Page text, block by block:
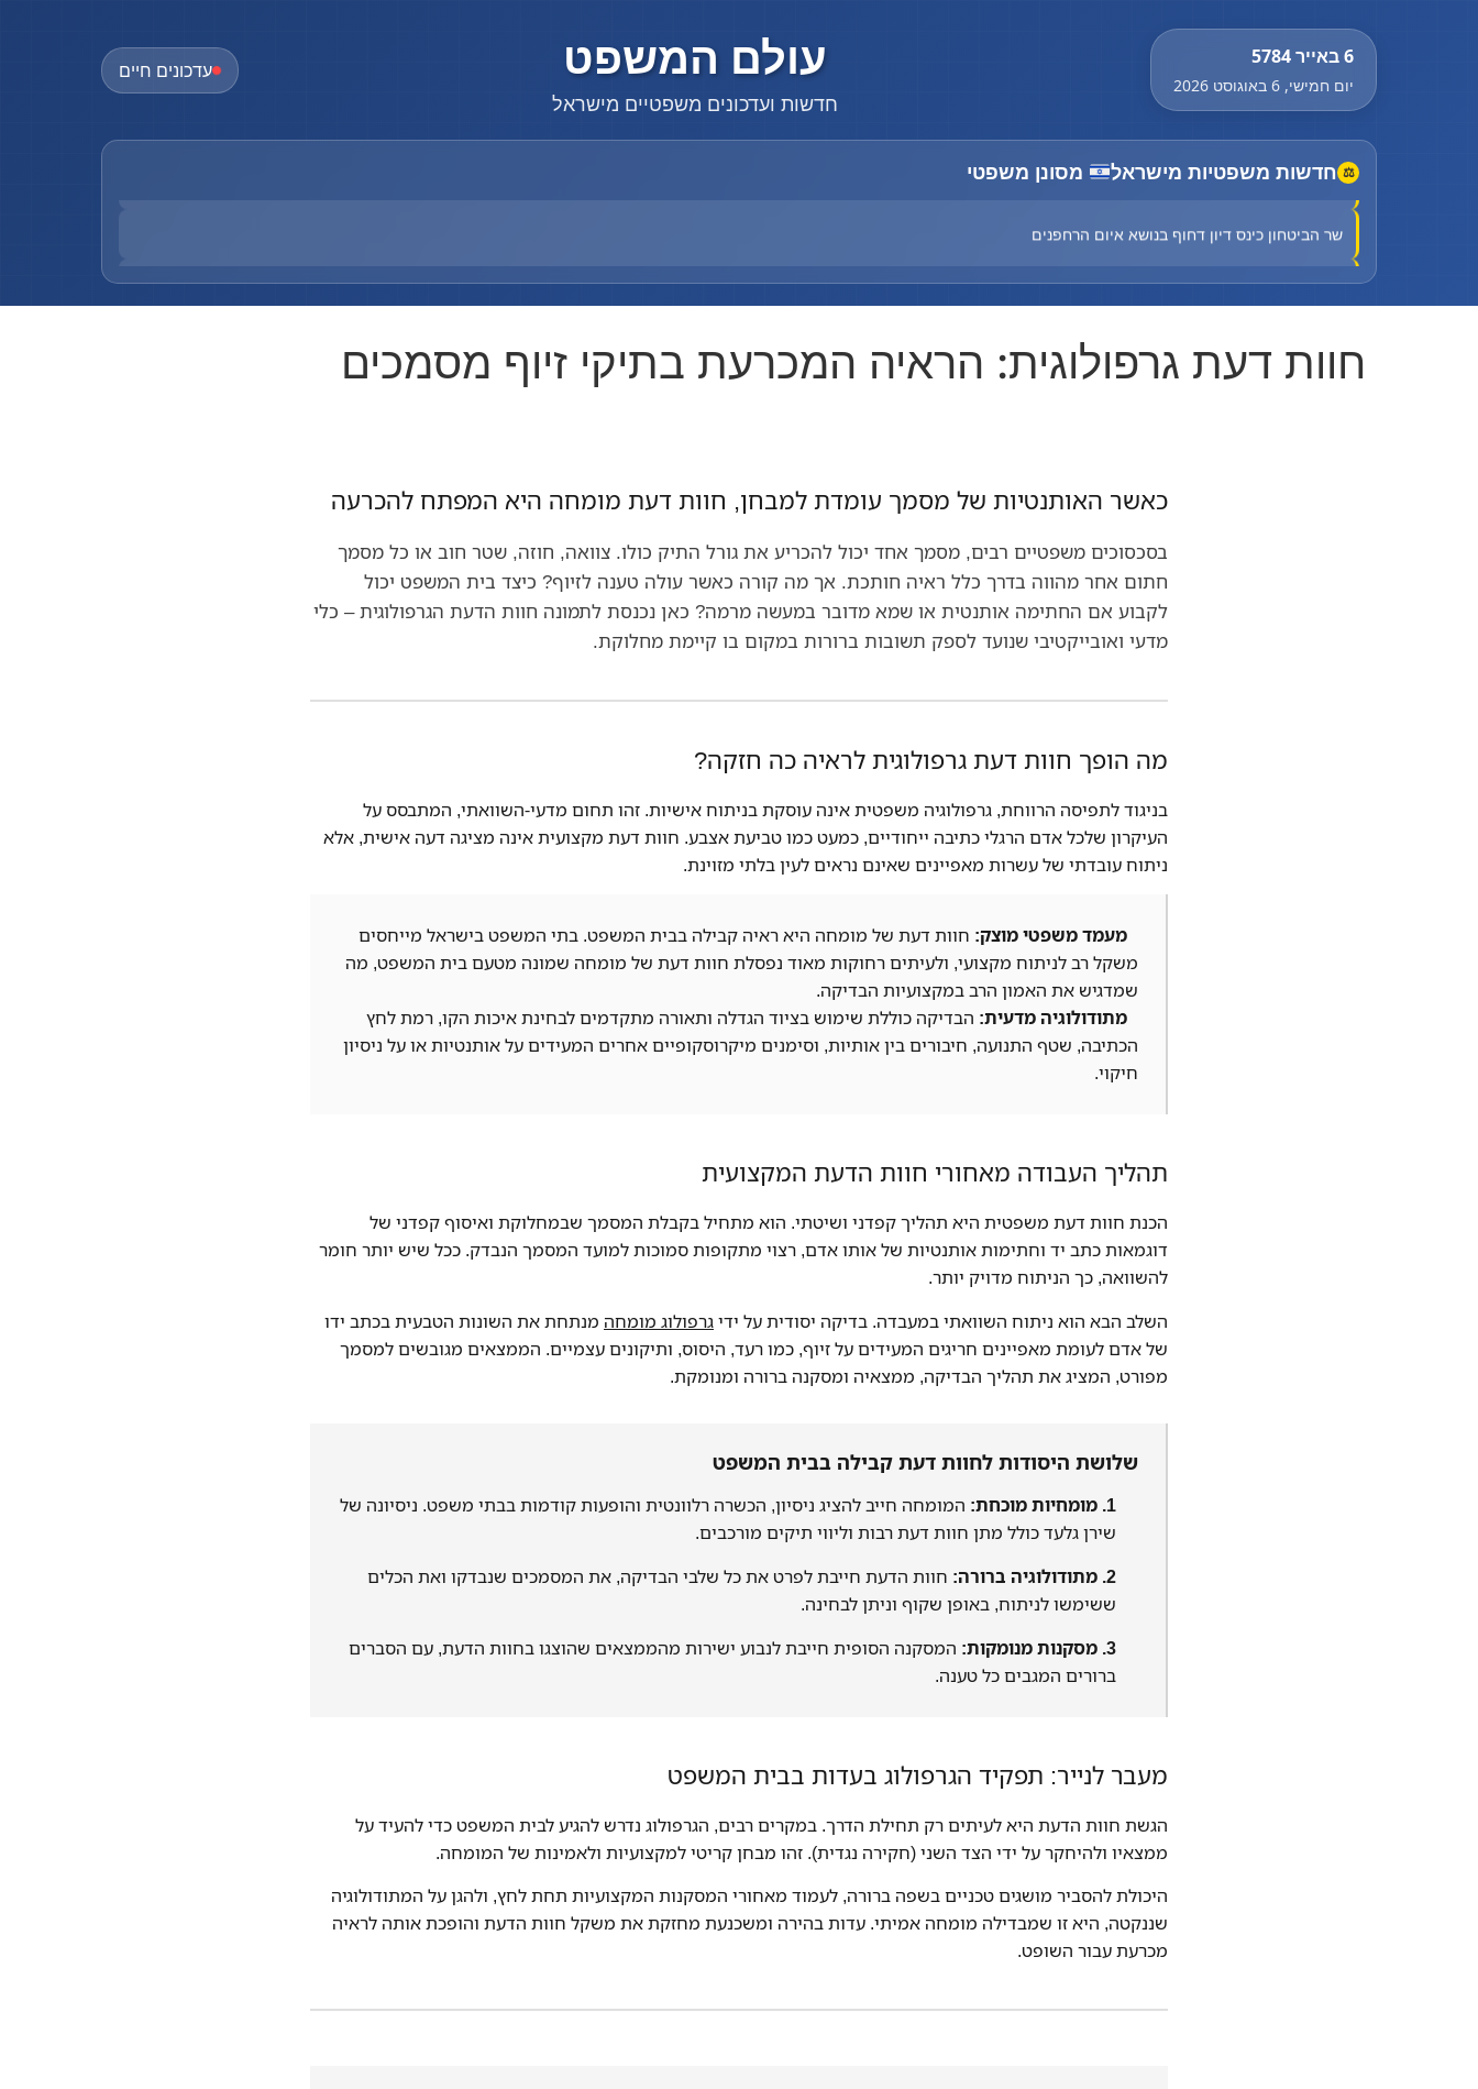
6 באייר 5784
יום חמישי, 6 באוגוסט 2026 עולם המשפט
חדשות ועדכונים משפטיים מישראל
עדכונים חיים
⚖ חדשות משפטיות מישראל מסונן משפטי
תושב טירה נורה למוות ברכבו: המשטרה פתחה בחקירה
Court halts Knesset Finance C'ttee transfers
חוות דעת גרפולוגית: הראיה המכרעת בתיקי זיוף מסמכים
כאשר האותנטיות של מסמך עומדת למבחן, חוות דעת מומחה היא המפתח להכרעה
בסכסוכים משפטיים רבים, מסמך אחד יכול להכריע את גורל התיק כולו. צוואה, חוזה, שטר חוב או כל מסמך
חתום אחר מהווה בדרך כלל ראיה חותכת. אך מה קורה כאשר עולה טענה לזיוף? כיצד בית המשפט יכול
לקבוע אם החתימה אותנטית או שמא מדובר במעשה מרמה? כאן נכנסת לתמונה חוות הדעת הגרפולוגית – כלי
מדעי ואובייקטיבי שנועד לספק תשובות ברורות במקום בו קיימת מחלוקת.
מה הופך חוות דעת גרפולוגית לראיה כה חזקה?
בניגוד לתפיסה הרווחת, גרפולוגיה משפטית אינה עוסקת בניתוח אישיות. זהו תחום מדעי-השוואתי, המתבסס על
העיקרון שלכל אדם הרגלי כתיבה ייחודיים, כמעט כמו טביעת אצבע. חוות דעת מקצועית אינה מציגה דעה אישית, אלא
ניתוח עובדתי של עשרות מאפיינים שאינם נראים לעין בלתי מזוינת.
מעמד משפטי מוצק: חוות דעת של מומחה היא ראיה קבילה בבית המשפט. בתי המשפט בישראל מייחסים
משקל רב לניתוח מקצועי, ולעיתים רחוקות מאוד נפסלת חוות דעת של מומחה שמונה מטעם בית המשפט, מה
שמדגיש את האמון הרב במקצועיות הבדיקה.
מתודולוגיה מדעית: הבדיקה כוללת שימוש בציוד הגדלה ותאורה מתקדמים לבחינת איכות הקו, רמת לחץ
הכתיבה, שטף התנועה, חיבורים בין אותיות, וסימנים מיקרוסקופיים אחרים המעידים על אותנטיות או על ניסיון
חיקוי.
תהליך העבודה מאחורי חוות הדעת המקצועית
הכנת חוות דעת משפטית היא תהליך קפדני ושיטתי. הוא מתחיל בקבלת המסמך שבמחלוקת ואיסוף קפדני של
דוגמאות כתב יד וחתימות אותנטיות של אותו אדם, רצוי מתקופות סמוכות למועד המסמך הנבדק. ככל שיש יותר חומר
להשוואה, כך הניתוח מדויק יותר.
השלב הבא הוא ניתוח השוואתי במעבדה. בדיקה יסודית על ידיגרפולוג מומחה מנתחת את השונות הטבעית בכתב ידו
של אדם לעומת מאפיינים חריגים המעידים על זיוף, כמו רעד, היסוס, ותיקונים עצמיים. הממצאים מגובשים למסמך
מפורט, המציג את תהליך הבדיקה, ממצאיה ומסקנה ברורה ומנומקת.
שלושת היסודות לחוות דעת קבילה בבית המשפט
1. מומחיות מוכחת:
המומחה חייב להציג ניסיון, הכשרה רלוונטית והופעות קודמות בבתי משפט. ניסיונה של
שירן גלעד כולל מתן חוות דעת רבות וליווי תיקים מורכבים.
2. מתודולוגיה ברורה:
חוות הדעת חייבת לפרט את כל שלבי הבדיקה, את המסמכים שנבדקו ואת הכלים
ששימשו לניתוח, באופן שקוף וניתן לבחינה.
3. מסקנות מנומקות:
המסקנה הסופית חייבת לנבוע ישירות מהממצאים שהוצגו בחוות הדעת, עם הסברים
ברורים המגבים כל טענה.
מעבר לנייר: תפקיד הגרפולוג בעדות בבית המשפט
הגשת חוות הדעת היא לעיתים רק תחילת הדרך. במקרים רבים, הגרפולוג נדרש להגיע לבית המשפט כדי להעיד על
ממצאיו ולהיחקר על ידי הצד השני (חקירה נגדית). זהו מבחן קריטי למקצועיות ולאמינות של המומחה.
היכולת להסביר מושגים טכניים בשפה ברורה, לעמוד מאחורי המסקנות המקצועיות תחת לחץ, ולהגן על המתודולוגיה
שננקטה, היא זו שמבדילה מומחה אמיתי. עדות בהירה ומשכנעת מחזקת את משקל חוות הדעת והופכת אותה לראיה
מכרעת עבור השופט.